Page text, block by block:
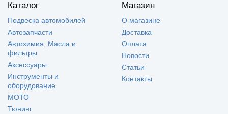
Каталог
Подвеска автомобилей
Автозапчасти
Автохимия, Масла и
фильтры
Аксессуары
Инструменты и
оборудование
МОТО
Тюнинг
Магазин
О магазине
Доставка
Оплата
Новости
Статьи
Контакты